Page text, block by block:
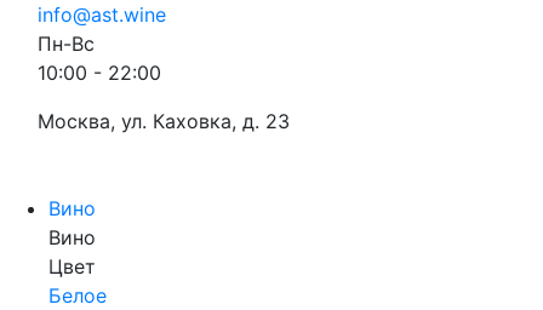
info@ast.wine
Пн-Вс
10:00 - 22:00
Москва, ул. Каховка, д. 23
Вино
Вино
Цвет
Белое